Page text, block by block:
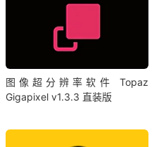
图像超分辨率软件 Topaz
Gigapixel v1.3.3 直装版